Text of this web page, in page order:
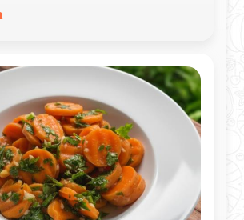
его естественный вкус, а
подаче характерный